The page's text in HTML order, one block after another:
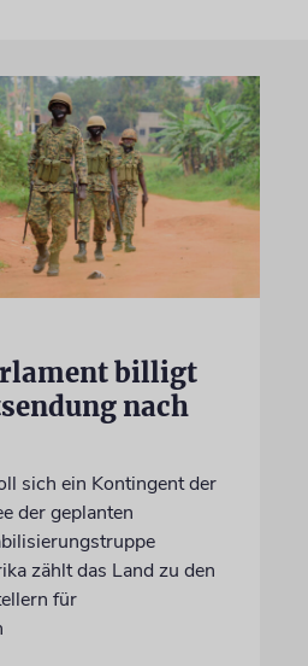
billigt
nach
sich ein Kontingent der
der geplanten
zählt das Land zu den
für